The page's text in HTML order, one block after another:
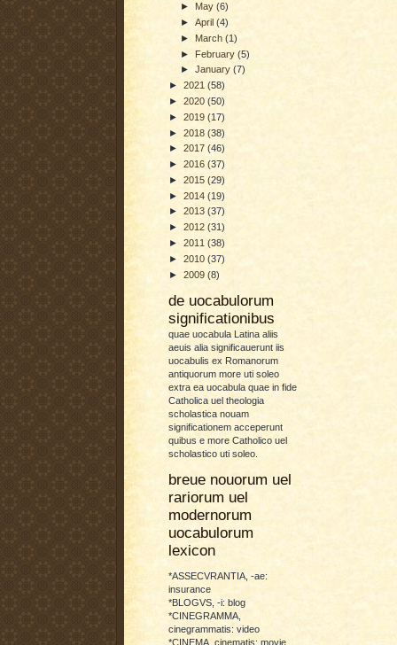
► May(6)
►April(4)
► March(1)
► February(5)
►January(7)
► 2021 (58)
► 2020 (50)
► 2019 (17)
► 2018 (38)
► 2017 (46)
► 2016 (37)
► 2015 (29)
► 2014 (19)
► 2013 (37)
► 2012 (31)
► 2011 (38)
► 2010 (37)
► 2009 (8)
de uocabulorum
significationibus
quae uocabula Latina aliis
aeuis alia significauerunt iis
uocabulis ex Romanorum
antiquorum more uti soleo
extra ea uocabula quae in fide
Catholica uel theologia
scholastica nouam
significationem acceperunt
quibus e more Catholico uel
scholastico uti soleo.
breue nouorum uel
rariorum uel
modernorum
uocabulorum
lexicon
*ASSECVRANTIA, -ae:
insurance
*BLOGVS, -i: blog
*CINEGRAMMA,
cinegrammatis: video
*CINEMA, cinematis: movie